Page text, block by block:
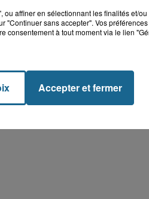
affiner en sélectionnant les finalités et/
"Continuer sans accepter". Vos
consentement à tout moment via le lien
Accepter et fermer